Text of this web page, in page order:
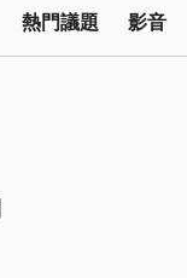
熱門議題 影音